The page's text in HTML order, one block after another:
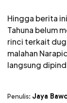
Hingga berita
Tahuna belum
rinci terkait
malahan
langsung
Penulis: Jaya